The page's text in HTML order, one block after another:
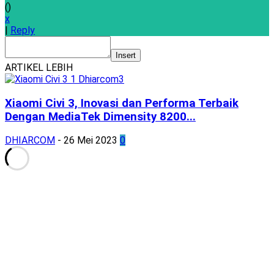
()
x
| Reply
Insert
ARTIKEL LEBIH
Xiaomi Civi 3, Inovasi dan Performa Terbaik
Dengan MediaTek Dimensity 8200...
DHIARCOM - 26 Mei 2023 0